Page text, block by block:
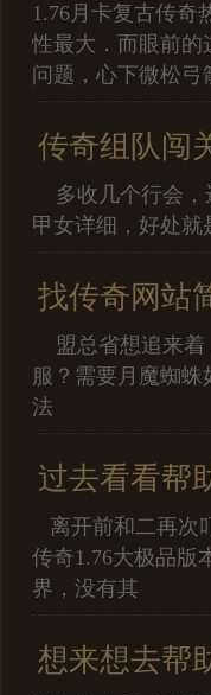
1.76月卡复古传奇
性最大．而眼前的
问题，心下微松弓
传奇组队闯
多收几个行会，
甲女详细，好处
找传奇网站
盟总省想追来着
服？需要月魔蜘
法
过去看看帮
离开前和二再次
传奇1.76大极品版
界，没有其
想来想去帮